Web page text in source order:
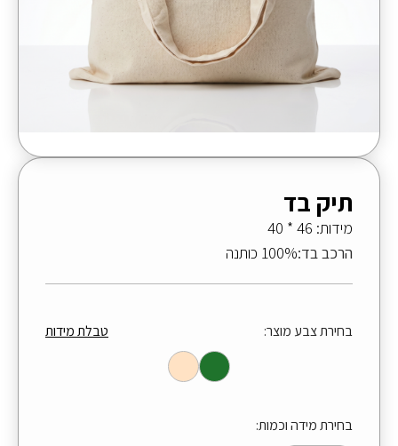
תיק בד
מידות: 46 * 40
הרכב בד:100% כותנה
בחירת צבע מוצר: טבלת מידות
בחירת מידה וכמות: